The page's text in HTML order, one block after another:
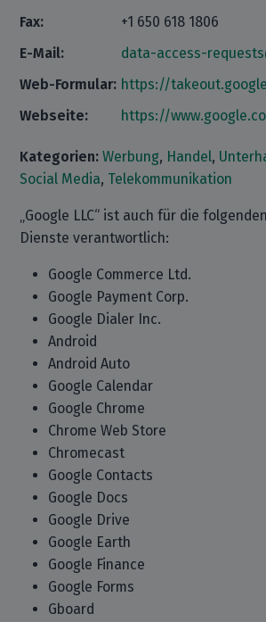
Fax:
+1 650 618 1806
E-Mail:
data-access-
Web-Formular: https://
Webseite:
https://
Kategorien: Werbung, Handel,
Social Media, Telekommunikation
„Google LLC“ ist auch für die
Dienste verantwortlich:
Google Commerce Ltd.
Google Payment Corp.
Google Dialer Inc.
Android
Android Auto
Google Calendar
Google Chrome
Chrome Web Store
Chromecast
Google Contacts
Google Docs
Google Drive
Google Earth
Google Finance
Google Forms
Gboard